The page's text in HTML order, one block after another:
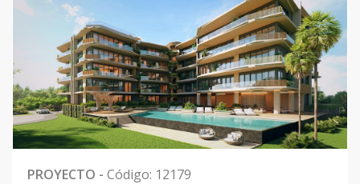
PROYECTO - Código: 12179